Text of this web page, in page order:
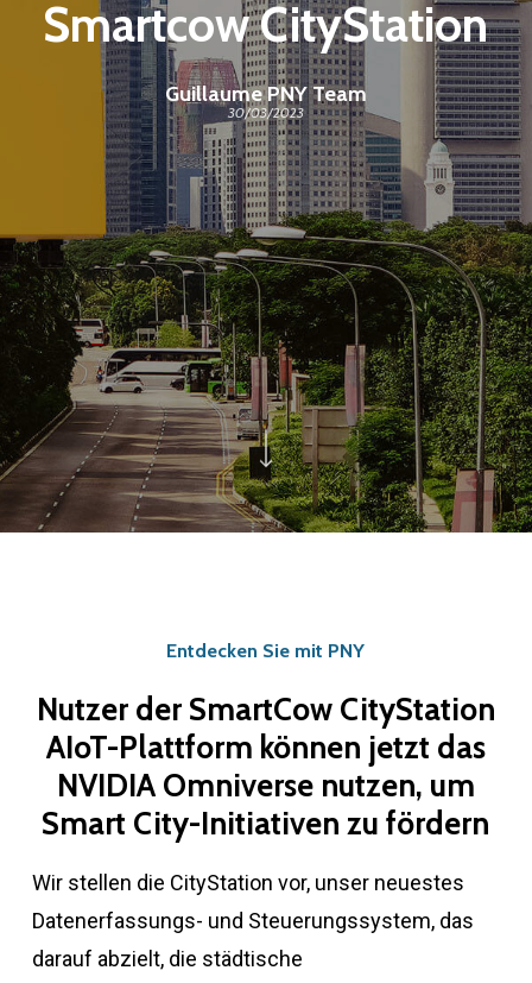
Smartcow CityStation
Guillaume PNY Team
30/03/2023
Entdecken Sie mit PNY
Nutzer der SmartCow CityStation
AIoT-Plattform können jetzt das
NVIDIA Omniverse nutzen, um
Smart City-Initiativen zu fördern
Wir stellen die CityStation vor, unser neuestes
Datenerfassungs- und Steuerungssystem, das
darauf abzielt, die städtische